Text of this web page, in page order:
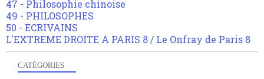
47 - Philosophie chinoise
49 - PHILOSOPHES
50 - ECRIVAINS
L'EXTREME DROITE A PARIS 8 / Le Onfray de Paris 8
CATÉGORIES